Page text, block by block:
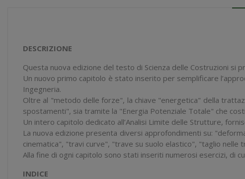
DESCRIZIONE
Questa nuova edizione del testo di Scienza delle Costruzioni si
Un nuovo primo capitolo è stato inserito per semplificare
Ingegneria.
Oltre al "metodo delle forze", la chiave "energetica" della
spostamenti", sia tramite la "Energia Potenziale Totale" che
Un intero capitolo dedicato all’Analisi Limite delle Strutture,
La nuova edizione presenta diversi approfondimenti su: "
cinematica", "travi curve", "trave su suolo elastico", "taglio
Alla fine di ogni capitolo sono stati inseriti numerosi esercizi, di
INDICE